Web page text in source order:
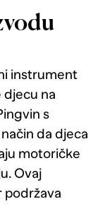
instrument
djecu na
s
da djeca
motoričke
Ovaj
podržava